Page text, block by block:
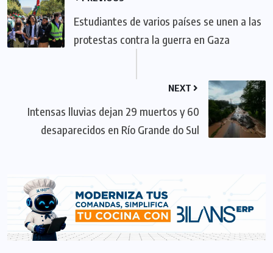
Estudiantes de varios países se unen a las
protestas contra la guerra en Gaza
NEXT
Intensas lluvias dejan 29 muertos y 60
desaparecidos en Río Grande do Sul